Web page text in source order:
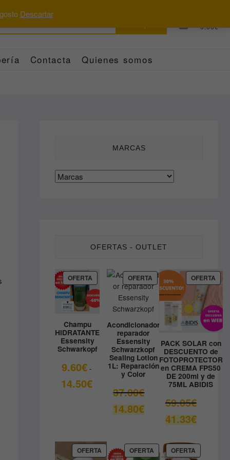
Descartar
0.00€
Contacta Quienes somos
MARCAS
OFERTAS - OUTLET
OFERTAPRODUCTO
EN
OFERTA
Champu
HIDRATANTE
Essensity
Schwarkopf
9.60€ -
14.50€Rango
precios:
14.50€
OFERTA PRODUCTO
EN
OFERTA
Acondicionador
reparador
Essensity
Schwarzkopf
Sealing Lotion
1L: Reparación
y Color
37.00€El
original
14.80€El
precio
14.80€.
OFERTA
EN
PACK SOLAR con
DESCUENTO de
FOTOPROTECTOR
en CREMA FPS50
DE 200ml y de
75ML ABIDIS
59.05€El
original
59.05€.
41.33€El
precio
OFERTAPRODUCTOOFERTA PRODUCTO
OFERTAPRODUCTO